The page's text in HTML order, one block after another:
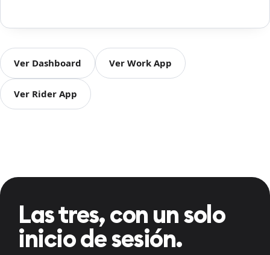
Ver Dashboard Ver Work App
Ver Rider App
Las tres, con un solo
inicio de sesión.